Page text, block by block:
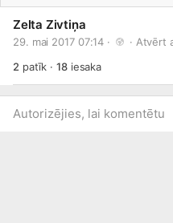
Zelta Zivtiņa
29. mai 2017 07:14 · · Atvērt
2 patīk ·18iesaka
Autorizējies, lai komentētu